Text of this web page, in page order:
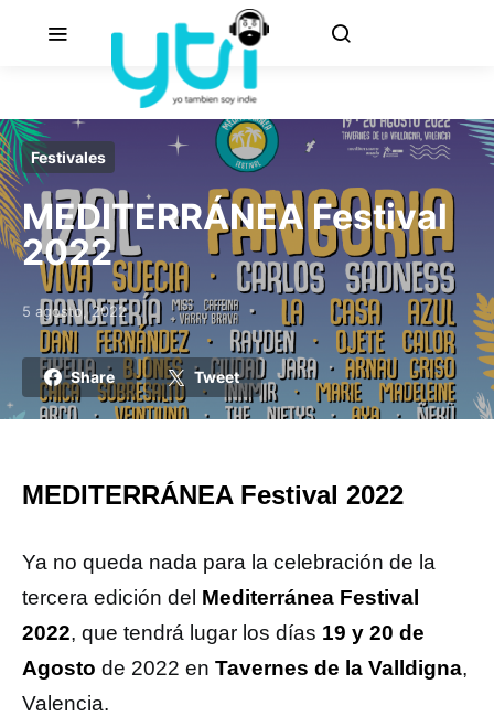
Festivales
MEDITERRÁNEA Festival
2022
Posted on
5 agosto, 2022
Share Tweet
MEDITERRÁNEA Festival 2022
Ya no queda nada para la celebración de la
tercera edición del Mediterránea Festival
2022, que tendrá lugar los días 19 y 20 de
Agosto de 2022 en Tavernes de la Valldigna,
Valencia.